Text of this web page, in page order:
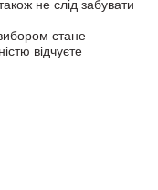
не слід забувати
стане
відчуєте